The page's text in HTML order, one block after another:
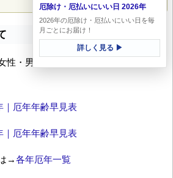
性・男性の年齢早見表とともにお伝え
｜厄年年齢早見表
｜厄年年齢早見表
→各年厄年一覧
厄除け・厄払いにいい日 2026年
2026年の厄除け・厄払いにいい日を毎
月ごとにお届け！
詳しく見る ▶